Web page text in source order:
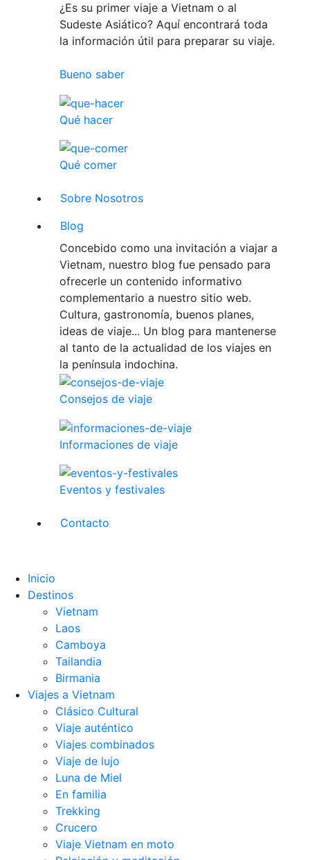
¿Es su primer viaje a Vietnam o al
Sudeste Asiático? Aquí encontrará toda
la información útil para preparar su viaje.
Bueno saber
Qué hacer
Qué comer
Sobre Nosotros
Blog
Concebido como una invitación a viajar a
Vietnam, nuestro blog fue pensado para
ofrecerle un contenido informativo
complementario a nuestro sitio web.
Cultura, gastronomía, buenos planes,
ideas de viaje... Un blog para mantenerse
al tanto de la actualidad de los viajes en
la península indochina.
Consejos de viaje
Informaciones de viaje
Eventos y festivales
Contacto
Inicio
Destinos
Vietnam
Laos
Camboya
Tailandia
Birmania
Viajes a Vietnam
Clásico Cultural
Viaje auténtico
Viajes combinados
Viaje de lujo
Luna de Miel
En familia
Trekking
Crucero
Viaje Vietnam en moto